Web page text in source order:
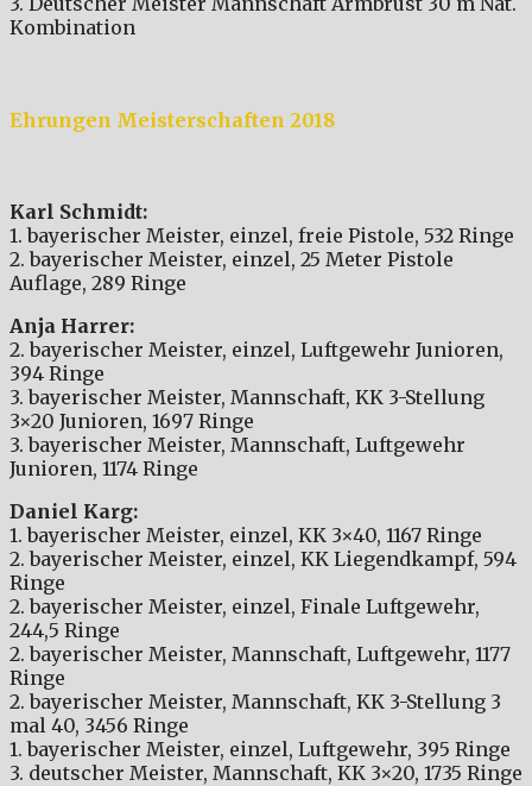
Kombination
Ehrungen Meisterschaften 2018
Karl Schmidt:
1. bayerischer Meister, einzel, freie Pistole, 532 Ringe
2. bayerischer Meister, einzel, 25 Meter Pistole
Auflage, 289 Ringe
Anja Harrer:
2. bayerischer Meister, einzel, Luftgewehr Junioren,
394 Ringe
3. bayerischer Meister, Mannschaft, KK 3-Stellung
3×20 Junioren, 1697 Ringe
3. bayerischer Meister, Mannschaft, Luftgewehr
Junioren, 1174 Ringe
Daniel Karg:
1. bayerischer Meister, einzel, KK 3×40, 1167 Ringe
2. bayerischer Meister, einzel, KK Liegendkampf, 594
Ringe
2. bayerischer Meister, einzel, Finale Luftgewehr,
244,5 Ringe
2. bayerischer Meister, Mannschaft, Luftgewehr, 1177
Ringe
2. bayerischer Meister, Mannschaft, KK 3-Stellung 3
mal 40, 3456 Ringe
1. bayerischer Meister, einzel, Luftgewehr, 395 Ringe
3. deutscher Meister, Mannschaft, KK 3×20, 1735 Ringe